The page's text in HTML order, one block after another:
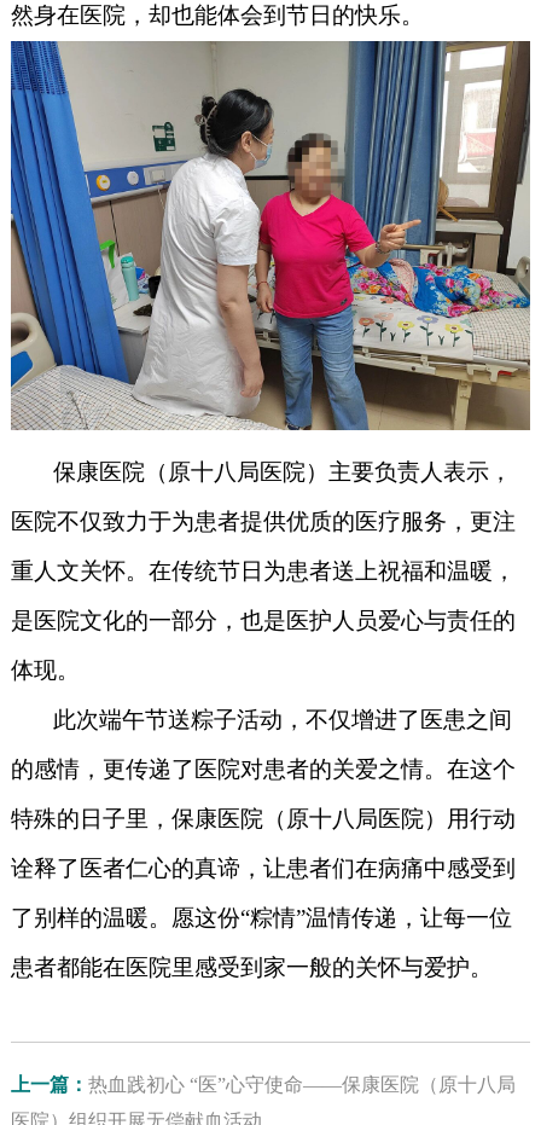
然身在医院，却也能体会到节日的快乐。
保康医院（原十八局医院）主要负责人表示，
医院不仅致力于为患者提供优质的医疗服务，更注
重人文关怀。在传统节日为患者送上祝福和温暖，
是医院文化的一部分，也是医护人员爱心与责任的
体现。
此次端午节送粽子活动，不仅增进了医患之间
的感情，更传递了医院对患者的关爱之情。在这个
特殊的日子里，保康医院（原十八局医院）用行动
诠释了医者仁心的真谛，让患者们在病痛中感受到
了别样的温暖。愿这份“粽情”温情传递，让每一位
患者都能在医院里感受到家一般的关怀与爱护。
上一篇： 热血践初心 “医”心守使命——保康医院（原十八局
医院）组织开展无偿献血活动